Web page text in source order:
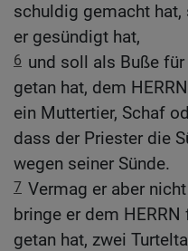
schuldig gemacht
er gesündigt hat,
6 und soll als Buße
getan hat, dem
ein Muttertier, Schaf
dass der Priester die
wegen seiner Sünde.
7 Vermag er aber
bringe er dem
getan hat, zwei